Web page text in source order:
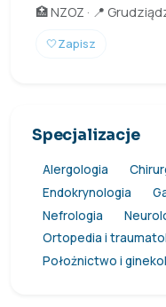
🏥 NZOZ · 📍
🤍Zapisz
Specjalizacje
Alergologia
Endokrynologia
Nefrologia
Ortopedia i
Położnictwo i